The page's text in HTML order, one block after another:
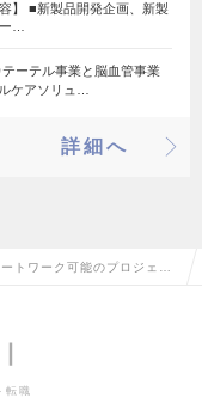
】 ■新製品開発企画、新製
…
ーテル事業と脳血管事業
ケアソリュ…
詳細へ
ートワーク可能のプロジェク
・求人情報一覧
転職